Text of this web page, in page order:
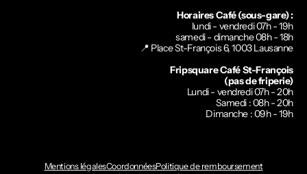
Horaires Café (sous-gare) :
lundi - vendredi 07h - 19h
samedi - dimanche 08h - 18h
📍 Place St-François 6, 1003 Lausanne
Fripsquare Café St-François
(pas de friperie)
Lundi - vendredi 07h - 20h
Samedi : 08h - 20h
Dimanche : 09h - 19h
Mentions légalesCoordonnéesPolitique de remboursement